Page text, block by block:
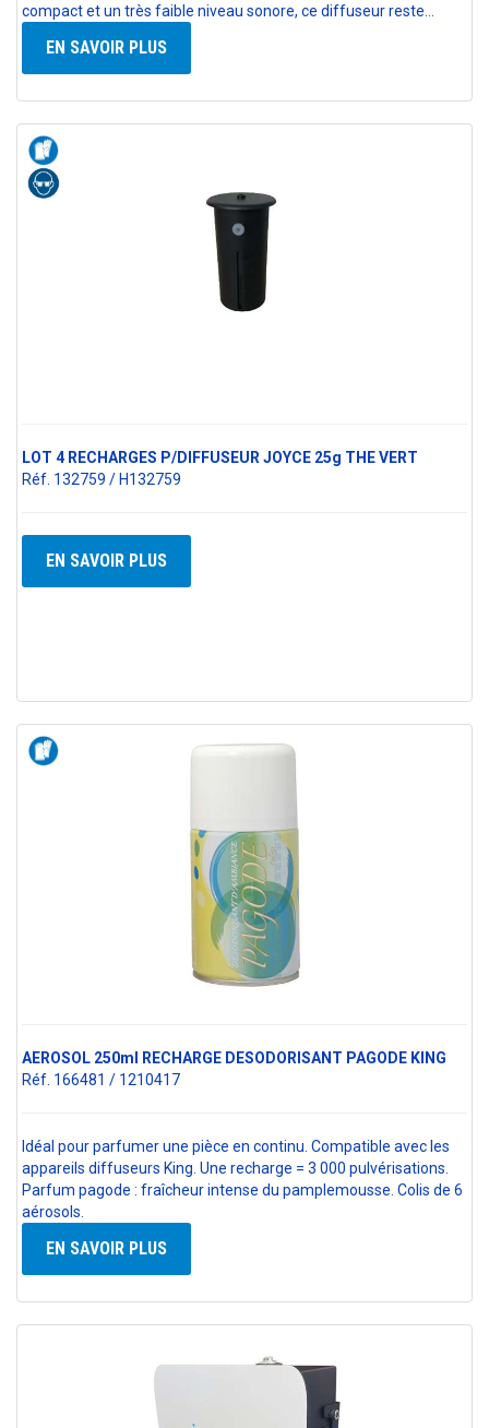
compact et un très faible niveau sonore, ce diffuseur reste…
EN SAVOIR PLUS
LOT 4 RECHARGES P/DIFFUSEUR JOYCE 25g THE VERT
Réf. 132759 / H132759
EN SAVOIR PLUS
AEROSOL 250ml RECHARGE DESODORISANT PAGODE KING
Réf. 166481 / 1210417
Idéal pour parfumer une pièce en continu. Compatible avec les
appareils diffuseurs King. Une recharge = 3 000 pulvérisations.
Parfum pagode : fraîcheur intense du pamplemousse. Colis de 6
aérosols.
EN SAVOIR PLUS